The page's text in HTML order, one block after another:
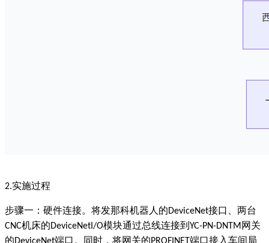
2.实施过程
步骤一：硬件连接。将发那科机器人的DeviceNet接口、两台
CNC机床的DeviceNetI/O模块通过总线连接到 YC-PN-DNTM 网关
的DeviceNet端口。同时，将网关的PROFINET端口接入车间局